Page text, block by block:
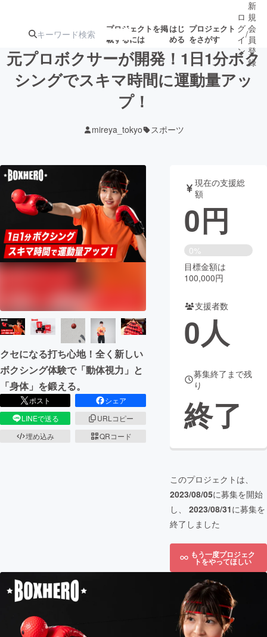
プロジェクトを掲
載するには
はじ
める
プロジェクト
をさがす
注目の新着プロ
テクノロジー・ガジェット
映像・映画 書籍・雑誌
ビジネス・起業 チャレンジ
まちづくり・地域活性化
CAMPFIRE for Social Good CAMPFIRE Creation
CAMPFIREふるさと納税
コミュニティ
ロ
グ
イ
ン
/
新
規
会
員
登
録
元プロボクサーが開発！1日1分ボク
シングでスキマ時間に運動量アッ
プ！
mireya_tokyo スポーツ
クセになる打ち心地！全く新しい
ボクシング体験で「動体視力」と
「身体」を鍛える。
ポスト
シェア
LINEで送る
URLコピー
埋め込み
QRコード
現在の支援総
額
0円
0%
目標金額は
100,000円
支援者数
0人
募集終了まで残
り
終了
このプロジェクトは、
2023/08/05に募集を開始
し、 2023/08/31に募集を
終了しました
もう一度プロジェク
トをやってほしい